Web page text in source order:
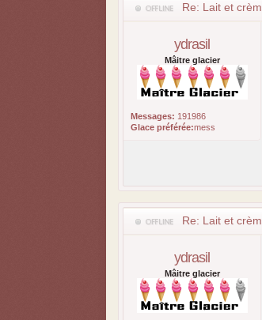
Re: Lait et
ydrasil
Mâitre glacier
Messages: 191986
Glace préférée:mess
Re: Lait et
ydrasil
Mâitre glacier